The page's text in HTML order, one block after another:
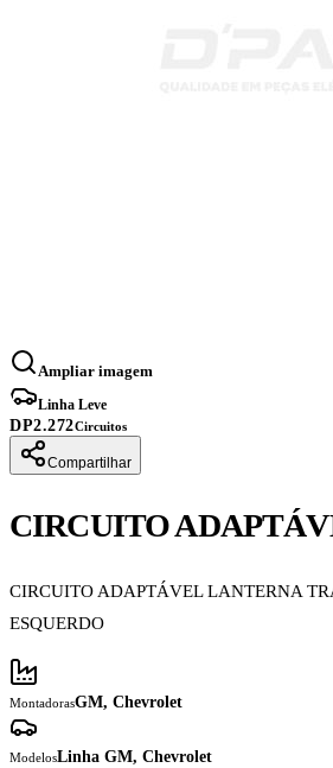
Ampliar imagem
Linha Leve
DP2.272Circuitos
Compartilhar
CIRCUITO
CIRCUITO ADAPTÁVEL LANTERNA
ESQUERDO
MontadorasGM, Chevrolet
ModelosLinha GM, Chevrolet